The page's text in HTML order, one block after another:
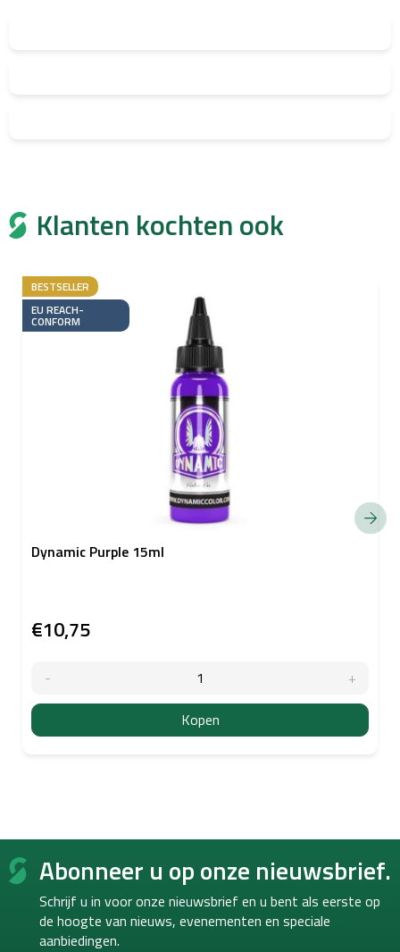
Klanten kochten ook
BESTSELLER
EU REACH-
CONFORM
Dynamic Purple 15ml
€10,75
Kopen
F
Abonneer u op onze nieuwsbrief.
Schrijf u in voor onze nieuwsbrief en u bent als eerste op
de hoogte van nieuws, evenementen en speciale
aanbiedingen.